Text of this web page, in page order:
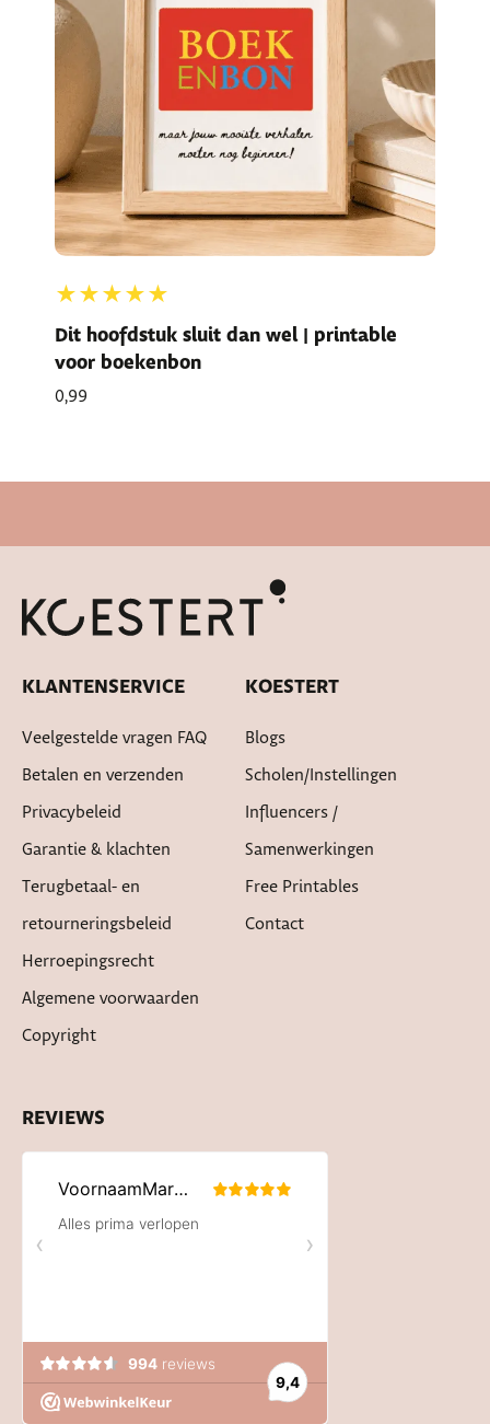
★★★★★
Dit hoofdstuk sluit dan wel | printable
voor boekenbon
0,99
KLANTENSERVICE
Veelgestelde vragen FAQ
Betalen en verzenden
Privacybeleid
Garantie & klachten
Terugbetaal- en
retourneringsbeleid
Herroepingsrecht
Algemene voorwaarden
Copyright
KOESTERT
Blogs
Scholen/instellingen
Influencers /
Samenwerkingen
Free Printables
Contact
REVIEWS